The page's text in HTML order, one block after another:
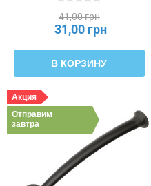
41,00 грн
31,00 грн
В КОРЗИНУ
Акция
Отправим
завтра